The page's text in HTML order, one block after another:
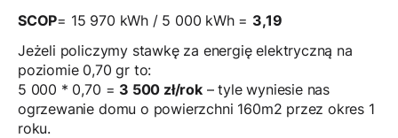
SCOP= 15 970 kWh / 5 000 kWh = 3,19
Jeżeli policzymy stawkę za energię elektryczną na
poziomie 0,70 gr to:
5 000 * 0,70 = 3 500 zł/rok– tyle wyniesie nas
ogrzewanie domu o powierzchni 160m2 przez okres 1
roku.